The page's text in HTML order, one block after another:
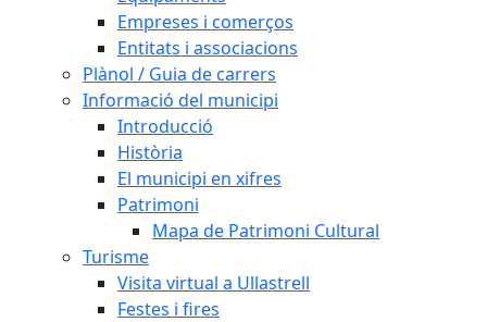
Empreses i comerços
Entitats i associacions
Plànol / Guia de carrers
Informació del municipi
Introducció
Història
El municipi en xifres
Patrimoni
Mapa de Patrimoni Cultural
Turisme
Visita virtual a Ullastrell
Festes i fires